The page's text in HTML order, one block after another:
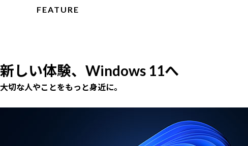
FEATURE
新しい体験、Windows 11へ
大切な人やことをもっと身近に。